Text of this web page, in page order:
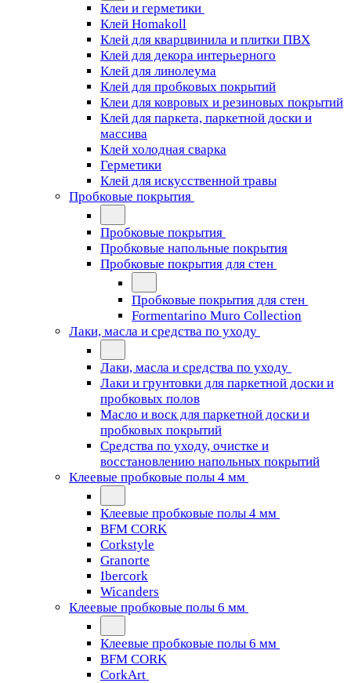
Клеи и герметики
Клей Homakoll
Клей для кварцвинила и плитки ПВХ
Клей для декора интерьерного
Клей для линолеума
Клей для пробковых покрытий
Клеи для ковровых и резиновых покрытий
Клей для паркета, паркетной доски и
массива
Клей холодная сварка
Герметики
Клей для искусственной травы
Пробковые покрытия
Пробковые покрытия
Пробковые напольные покрытия
Пробковые покрытия для стен
Пробковые покрытия для стен
Formentarino Muro Collection
Лаки, масла и средства по уходу
Лаки, масла и средства по уходу
Лаки и грунтовки для паркетной доски и
пробковых полов
Масло и воск для паркетной доски и
пробковых покрытий
Средства по уходу, очистке и
восстановлению напольных покрытий
Клеевые пробковые полы 4 мм
Клеевые пробковые полы 4 мм
BFM CORK
Corkstyle
Granorte
Ibercork
Wicanders
Клеевые пробковые полы 6 мм
Клеевые пробковые полы 6 мм
BFM CORK
CorkArt